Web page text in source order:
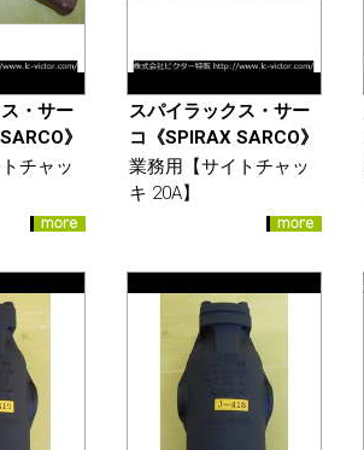
・サー
》
チャッ
スパイラックス・サー
コ《SPIRAX SARCO》
業務用【サイトチャッ
キ 20A】